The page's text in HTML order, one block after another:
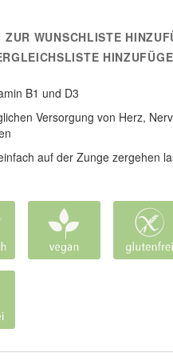
ZUR WUNSCHLISTE
B1 und D3
Versorgung von Herz,
auf der Zunge zergehen